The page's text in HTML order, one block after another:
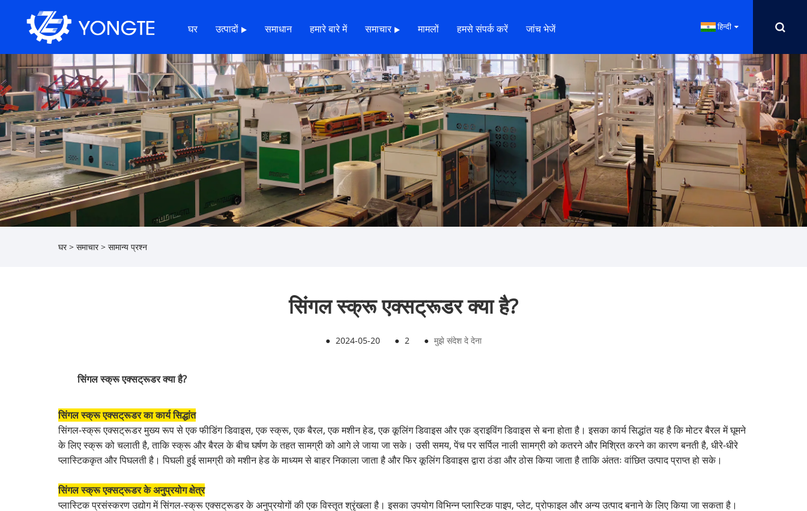
घर उत्पादों समाधान हमारे बारे में समाचार मामलों हमसे संपर्क करें जांच भेजें हिन्दी
घर > समाचार> सामान्य प्रश्न
सिंगल स्क्रू एक्सट्रूडर क्या है?
● 2024-05-20 ● 2 ● मुझे संदेश दे देना
सिंगल स्क्रू एक्सट्रूडर क्या है?
सिंगल स्क्रू एक्सट्रूडर का कार्य सिद्धांत
सिंगल-स्क्रू एक्सट्रूडर मुख्य रूप से एक फीडिंग डिवाइस, एक स्क्रू, एक बैरल, एक मशीन हेड, एक कूलिंग डिवाइस और एक ड्राइविंग डिवाइस से बना होता है। इसका कार्य सिद्धांत यह है कि मोटर बैरल में घूमने
के लिए स्क्रू को चलाती है, ताकि स्क्रू और बैरल के बीच घर्षण के तहत सामग्री को आगे ले जाया जा सके। उसी समय, पेंच पर सर्पिल नाली सामग्री को कतरने और मिश्रित करने का कारण बनती है, धीरे-धीरे
प्लास्टिककृत और पिघलती है। पिघली हुई सामग्री को मशीन हेड के माध्यम से बाहर निकाला जाता है और फिर कूलिंग डिवाइस द्वारा ठंडा और ठोस किया जाता है ताकि अंततः वांछित उत्पाद प्राप्त हो सके।
सिंगल स्क्रू एक्सट्रूडर के अनुप्रयोग क्षेत्र
प्लास्टिक प्रसंस्करण उद्योग में सिंगल-स्क्रू एक्सट्रूडर के अनुप्रयोगों की एक विस्तृत श्रृंखला है। इसका उपयोग विभिन्न प्लास्टिक पाइप, प्लेट, प्रोफाइल और अन्य उत्पाद बनाने के लिए किया जा सकता है।